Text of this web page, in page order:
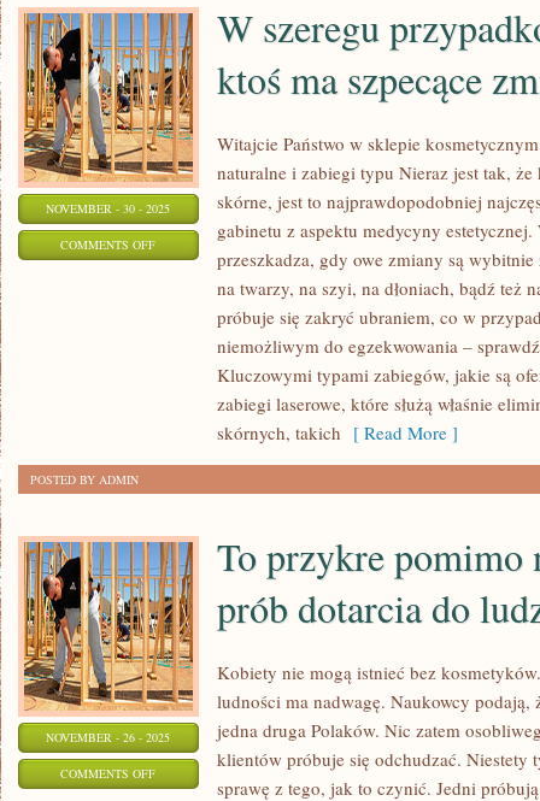
NOVEMBER - 30 - 2025
COMMENTS OFFON
ZMIANY
SKÓRNE
W szeregu
ktoś ma szpecące
Witajcie Państwo w sklepie
naturalne i zabiegi typu Nieraz jest tak, że
skórne, jest to najprawdopodobniej
gabinetu z aspektu medycyny
przeszkadza, gdy owe zmiany są
na twarzy, na szyi, na dłoniach, bądź też
próbuje się zakryć ubraniem, co w
niemożliwym do egzekwowania –
Kluczowymi typami zabiegów, jakie są
zabiegi laserowe, które służą właśnie
skórnych, takich [ Read More ]
POSTED BY ADMIN
NOVEMBER - 26 - 2025
COMMENTS OFFON
To przykre pomimo
prób dotarcia do
Kobiety nie mogą istnieć bez
ludności ma nadwagę. Naukowcy
jedna druga Polaków. Nic zatem
klientów próbuje się odchudzać. Niestety
sprawę z tego, jak to czynić. Jedni